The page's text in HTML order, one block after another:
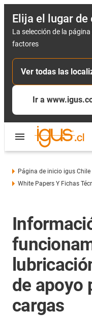
Elija el lugar de
La selección de la
factores
Ver todas las
Ir a
Página de inicio igus Chile
White Papers Y Fichas
de apoyo
cargas